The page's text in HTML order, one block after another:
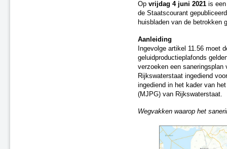
Op vrijdag 4 juni 2021 is
de Staatscourant
huisbladen van de betrokken
Aanleiding
Ingevolge artikel 11.56 moet
geluidproductieplafonds
verzoeken een
Rijkswaterstaat ingediend
ingediend in het kader van
(MJPG) van Rijkswaterstaat.
Wegvakken waarop het